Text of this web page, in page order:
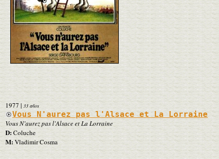
1977 | 33 años
Vous N'aurez pas l'Alsace et La Lorraine
Vous N'aurez pas l'Alsace et La Lorraine
D:Coluche
M:Vladimir Cosma